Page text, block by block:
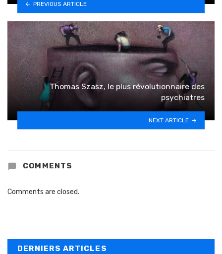
PREVIOUS ARTICLE
Thomas Szasz, le plus révolutionnaire des
psychiatres
NEXT ARTICLE
COMMENTS
Comments are closed.
DERNIERS ARTICLES